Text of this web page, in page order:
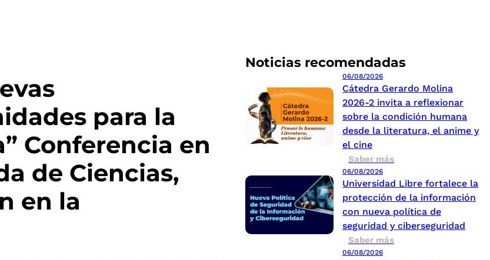
para la
Conferencia en
de Ciencias,
en la
Noticias recomendadas
06/08/2026
Cátedra Gerardo Molina
2026-2 invita a reflexionar
sobre la condición humana
desde la literatura, el anime y
el cine
Saber más
06/08/2026
Universidad Libre fortalece la
protección de la información
con nueva política de
seguridad y ciberseguridad
Saber más
06/08/2026